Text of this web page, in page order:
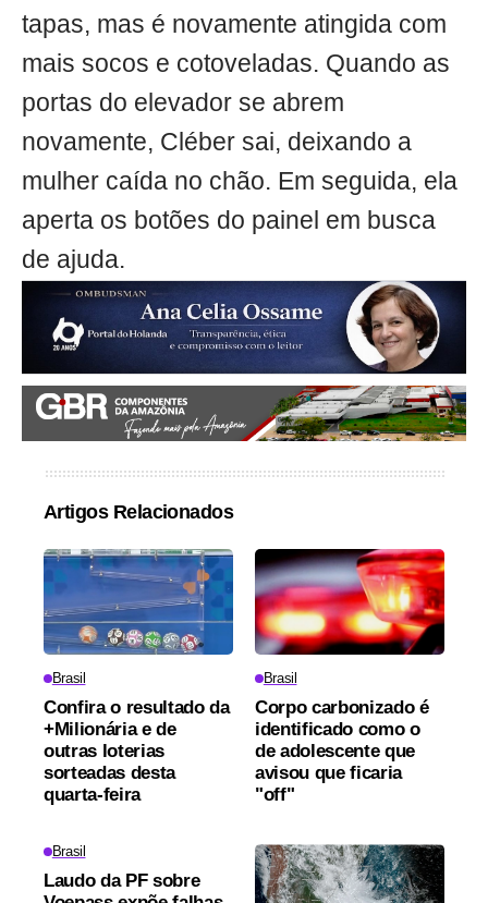
tapas, mas é novamente atingida com
mais socos e cotoveladas. Quando as
portas do elevador se abrem
novamente, Cléber sai, deixando a
mulher caída no chão. Em seguida, ela
aperta os botões do painel em busca
de ajuda.
Artigos Relacionados
Brasil
Confira o resultado da
+Milionária e de
outras loterias
sorteadas desta
quarta-feira
Brasil
Corpo carbonizado é
identificado como o
de adolescente que
avisou que ficaria
"off"
Brasil
Laudo da PF sobre